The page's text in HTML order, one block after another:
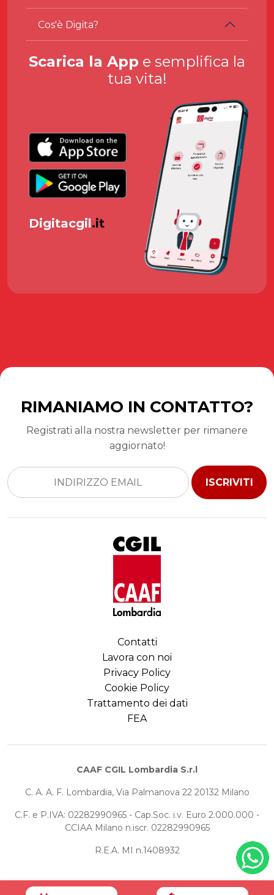
Cos'è Digita?
Scarica la App e semplifica la
tua vita!
Digitacgil.it
RIMANIAMO IN CONTATTO?
Registrati alla nostra newsletter per rimanere
aggiornato!
ISCRIVITI
Contatti
Lavora con noi
Privacy Policy
Cookie Policy
Trattamento dei dati
FEA
CAAF CGIL Lombardia S.r.l
C. A. A. F. Lombardia, Via Palmanova 22 20132 Milano
C.F. e P.IVA: 02282990965 - Cap.Soc. i.v. Euro 2.000.000 -
CCIAA Milano n.iscr. 02282990965
R.E.A. MI n.1408932